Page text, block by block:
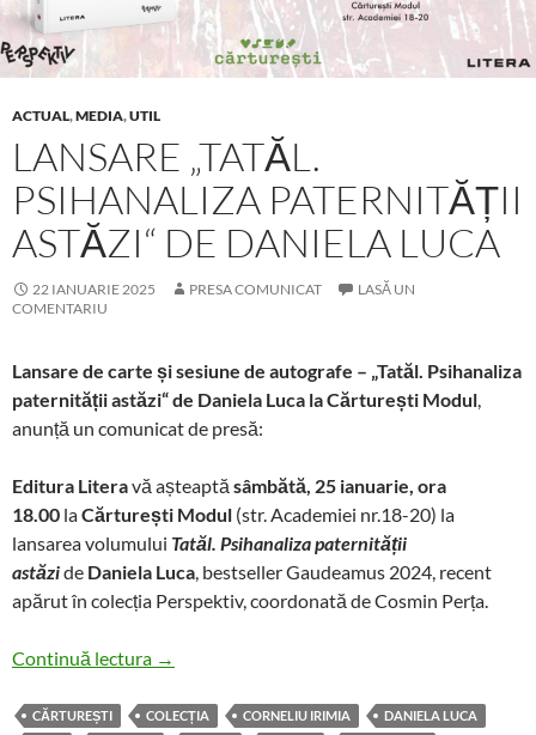
ACTUAL,MEDIA,UTIL
LANSARE „TATĂL.
PSIHANALIZA PATERNITĂȚII
ASTĂZI“ DE DANIELA LUCA
22 IANUARIE 2025 PRESA COMUNICAT
LASĂ UN
COMENTARIU
Lansare de carte și sesiune de autografe – „Tatăl. Psihanaliza
paternității astăzi“ de Daniela Luca la Cărturești Modul,
anunță un comunicat de presă:
Editura Literavă așteaptă sâmbătă, 25 ianuarie, ora
18.00 laCărturești Modul (str. Academiei nr.18-20) la
lansarea volumului Tatăl. Psihanaliza paternității
astăzide Daniela Luca, bestseller Gaudeamus 2024, recent
apărut în colecția Perspektiv, coordonată de Cosmin Perța.
Continuă lectura Lansare „Tatăl. Psihanaliza paternității astăzi“
→
CĂRTUREȘTI COLECȚIA CORNELIU IRIMIA
DANIELA LUCA